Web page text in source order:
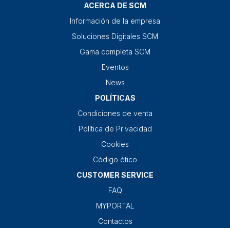
ACERCA DE SCM
Información de la empresa
Soluciones Digitales SCM
Gama completa SCM
Eventos
News
POLÍTICAS
Condiciones de venta
Política de Privacidad
Cookies
Código ético
CUSTOMER SERVICE
FAQ
MYPORTAL
Contactos